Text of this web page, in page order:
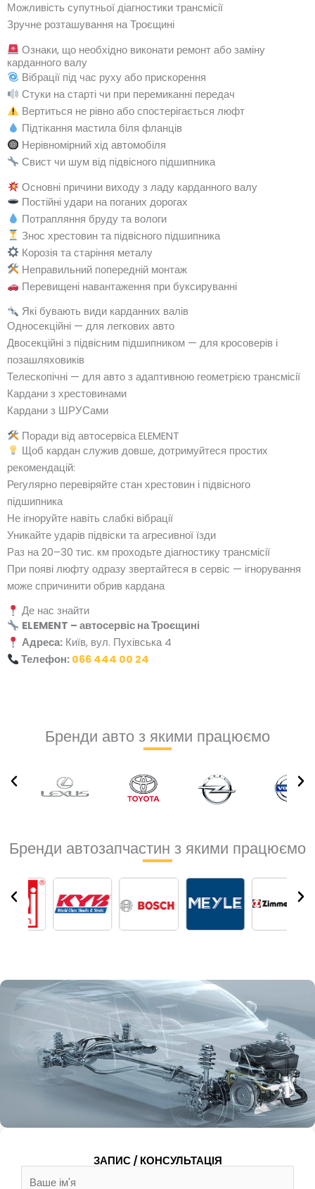
Можливість супутньої діагностики трансмісії
Зручне розташування на Троєщині
Ознаки, що необхідно виконати ремонт або заміну
карданного валу
Вібрації під час руху або прискорення
Стуки на старті чи при перемиканні передач
Вертиться не рівно або спостерігається люфт
Підтікання мастила біля фланців
Нерівномірний хід автомобіля
Свист чи шум від підвісного підшипника
Основні причини виходу з ладу карданного валу
Постійні удари на поганих дорогах
Потрапляння бруду та вологи
Знос хрестовин та підвісного підшипника
Корозія та старіння металу
Неправильний попередній монтаж
Перевищені навантаження при буксируванні
Які бувають види карданних валів
Односекційні — для легкових авто
Двосекційні з підвісним підшипником — для кросоверів і
позашляховиків
Телескопічні — для авто з адаптивною геометрією трансмісії
Кардани з хрестовинами
Кардани з ШРУСами
Поради від автосервіса ELEMENT
Щоб кардан служив довше, дотримуйтеся простих
рекомендацій:
Регулярно перевіряйте стан хрестовин і підвісного
підшипника
Не ігноруйте навіть слабкі вібрації
Уникайте ударів підвіски та агресивної їзди
Раз на 20–30 тис. км проходьте діагностику трансмісії
При появі люфту одразу звертайтеся в сервіс — ігнорування
може спричинити обрив кардана
Де нас знайти
ELEMENT – автосервіс на Троєщині
Адреса:Київ, вул. Пухівська 4
Телефон: 066 444 00 24
Бренди авто з якими працюємо
Бренди автозапчастин з якими працюємо
ЗАПИС / КОНСУЛЬТАЦІЯ